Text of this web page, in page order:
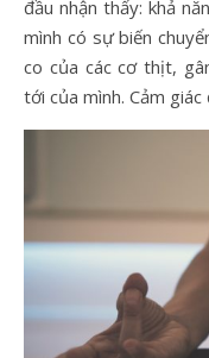
đầu nhận thấy: khả
mình có sự biến
co của các cơ thịt,
tới của mình. Cảm